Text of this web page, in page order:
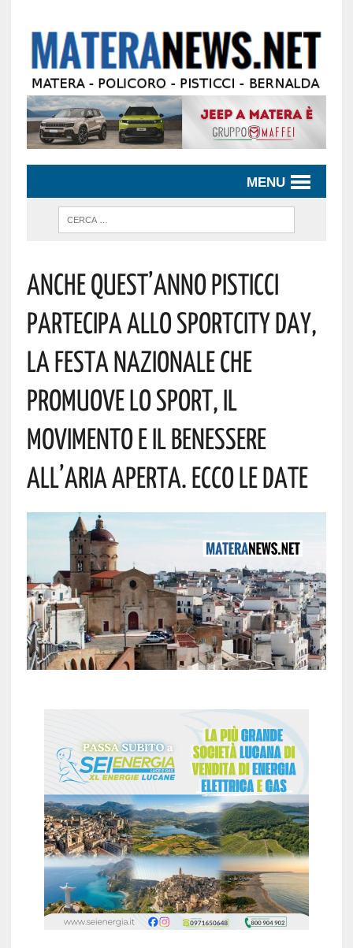
MENU
Anche Quest’anno Pisticci
Partecipa Allo SportCity Day,
La Festa Nazionale Che
Promuove Lo Sport, Il
Movimento E Il Benessere
All’aria Aperta. Ecco Le Date